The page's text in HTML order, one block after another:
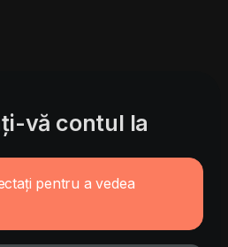
vă contul la
pentru a vedea